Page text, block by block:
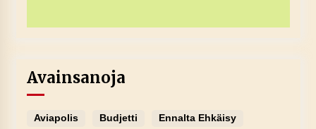
Avainsanoja
Aviapolis Budjetti
Ennalta Ehkäisy